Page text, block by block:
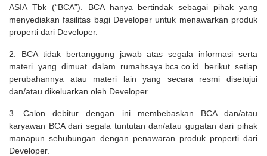
ASIA Tbk (“BCA”). BCA hanya bertindak sebagai pihak yang
menyediakan fasilitas bagi Developer untuk menawarkan produk
properti dari Developer.
2. BCA tidak bertanggung jawab atas segala informasi serta
materi yang dimuat dalam rumahsaya.bca.co.id berikut setiap
perubahannya atau materi lain yang secara resmi disetujui
dan/atau dikeluarkan oleh Developer.
3. Calon debitur dengan ini membebaskan BCA dan/atau
karyawan BCA dari segala tuntutan dan/atau gugatan dari pihak
manapun sehubungan dengan penawaran produk properti dari
Developer.